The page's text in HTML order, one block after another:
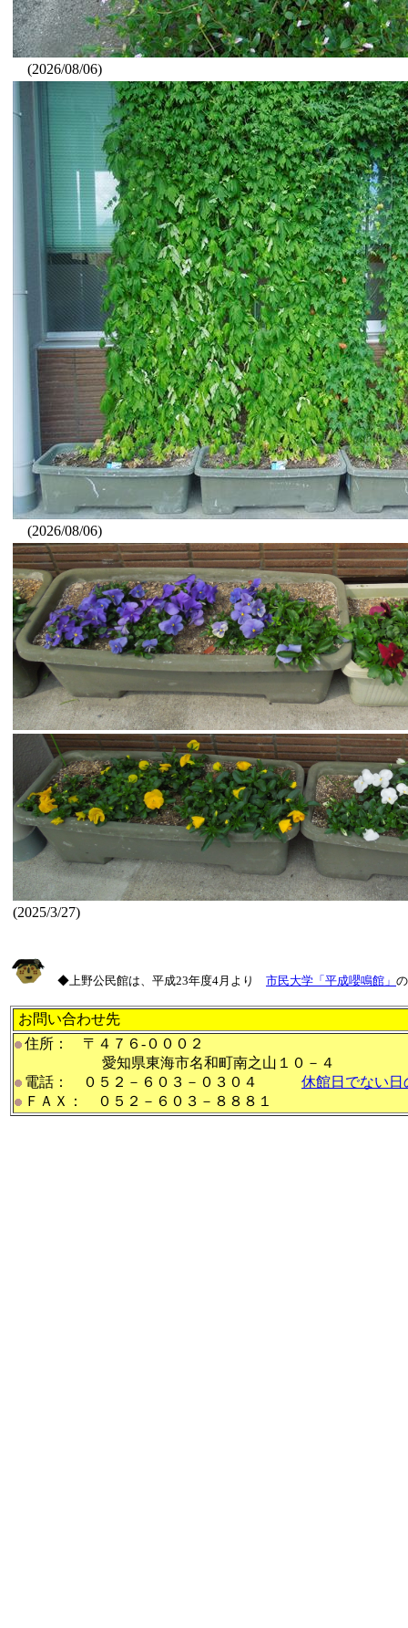
(2026/08/06)
(2026/08/06)
(2025/3/27)
◆上野公民館は、平成23年度4月より 市民大学「平成嚶鳴館」
お問い合わせ先
住所： 〒４７６-０００２
愛知県東海市名和町南之山１０－４
電話： ０５２－６０３－０３０４ 休館日でない日
ＦＡＸ： ０５２－６０３－８８８１